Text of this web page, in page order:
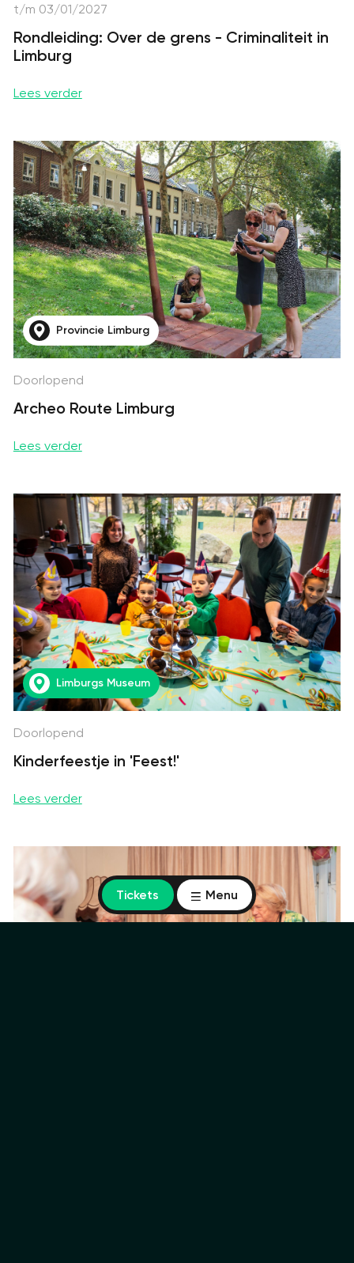
Tickets Menu
t/m 03/01/2027
Rondleiding: Over de grens - Criminaliteit in
Limburg
Lees verder
Provincie Limburg
Doorlopend
Archeo Route Limburg
Lees verder
Limburgs Museum
Doorlopend
Kinderfeestje in 'Feest!'
Lees verder